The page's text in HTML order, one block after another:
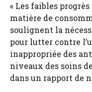
« Les faibles
matière de
soulignent la
pour lutter contre
inappropriée des
niveaux des soins
dans un rapport de